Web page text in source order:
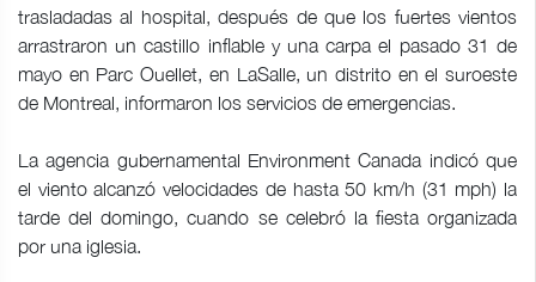
trasladadas al hospital, después de que los fuertes vientos
arrastraron un castillo inflable y una carpa el pasado 31 de
mayo en Parc Ouellet, en LaSalle, un distrito en el suroeste
de Montreal, informaron los servicios de emergencias.
La agencia gubernamental Environment Canada indicó que
el viento alcanzó velocidades de hasta 50 km/h (31 mph) la
tarde del domingo, cuando se celebró la fiesta organizada
por una iglesia.